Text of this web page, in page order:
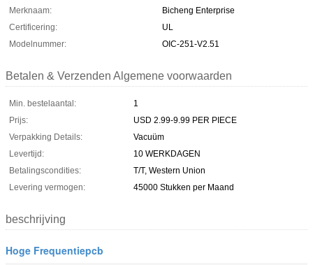
Merknaam:
Bicheng Enterprise
Certificering:
UL
Modelnummer:
OIC-251-V2.51
Betalen & Verzenden Algemene voorwaarden
Min. bestelaantal:
1
Prijs:
USD 2.99-9.99 PER PIECE
Verpakking Details:
Vacuüm
Levertijd:
10 WERKDAGEN
Betalingscondities:
T/T, Western Union
Levering vermogen:
45000 Stukken per Maand
beschrijving
Hoge Frequentiepcb